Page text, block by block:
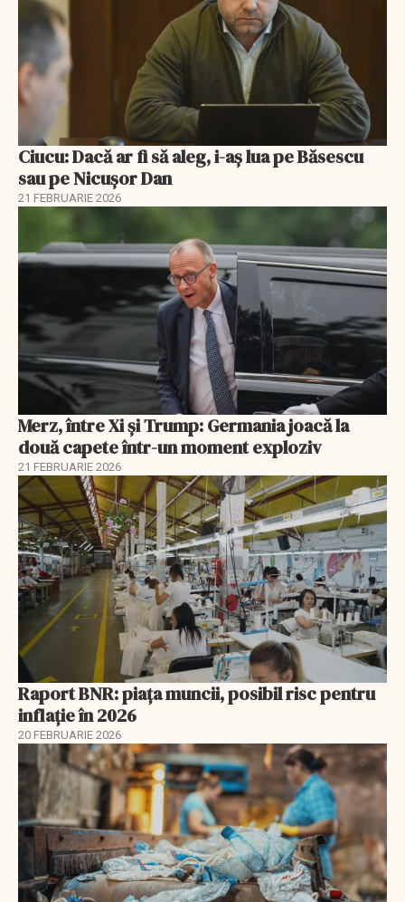
Ciucu: Dacă ar fi să aleg, i-aș lua pe Băsescu
sau pe Nicușor Dan
21 FEBRUARIE 2026
Merz, între Xi și Trump: Germania joacă la
două capete într-un moment exploziv
21 FEBRUARIE 2026
Raport BNR: piața muncii, posibil risc pentru
inflație în 2026
20 FEBRUARIE 2026